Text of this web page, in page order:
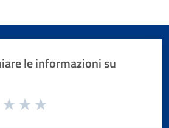
le informazioni su
pagina